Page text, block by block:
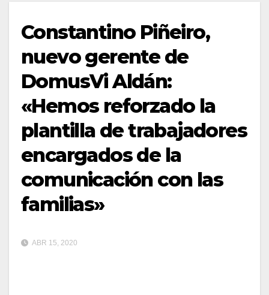
Constantino Piñeiro,
nuevo gerente de
DomusVi Aldán:
«Hemos reforzado la
plantilla de trabajadores
encargados de la
comunicación con las
familias»
ABR 15, 2020